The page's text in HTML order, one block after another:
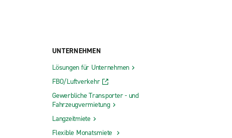
UNTERNEHMEN
Lösungen für Unternehmen
FBO/Luftverkehr
Gewerbliche Transporter - und
Fahrzeugvermietung
Langzeitmiete
Flexible Monatsmiete